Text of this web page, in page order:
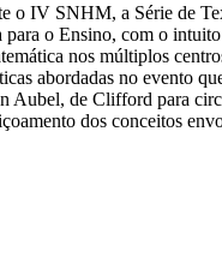
IV SNHM, a Série de
o Ensino, com o
nos múltiplos
abordadas no evento
Aubel, de Clifford para
dos conceitos